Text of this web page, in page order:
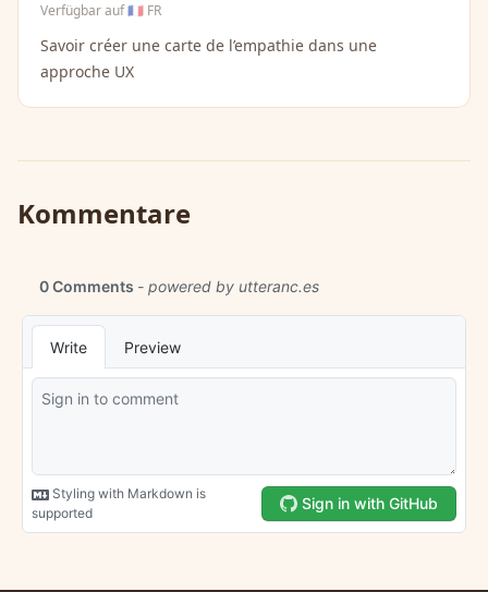
Verfügbar auf🇫🇷 FR
Savoir créer une carte de l’empathie dans une
approche UX
Kommentare